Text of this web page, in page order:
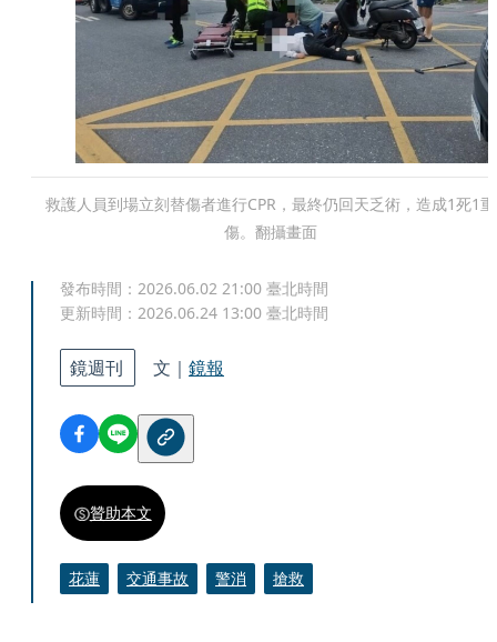
救護人員到場立刻替傷者進行CPR，最終仍回天乏術，造成1死1重
傷。翻攝畫面
發布時間： 2026.06.02 21:00 臺北時間
更新時間： 2026.06.24 13:00 臺北時間
鏡週刊 文｜ 鏡報
贊助本文
花蓮 交通事故 警消 搶救